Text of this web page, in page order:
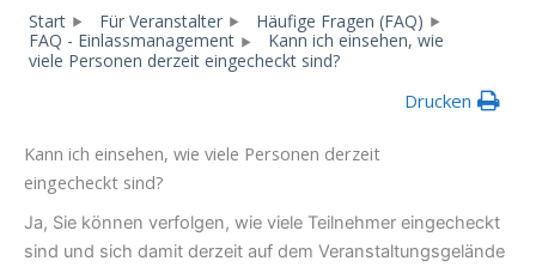
Start Für Veranstalter
Häufige Fragen (FAQ)
FAQ - Einlassmanagement
Kann ich einsehen, wie
viele Personen derzeit eingecheckt sind?
Drucken
Kann ich einsehen, wie viele Personen derzeit
eingecheckt sind?
Ja, Sie können verfolgen, wie viele Teilnehmer eingecheckt
sind und sich damit derzeit auf dem Veranstaltungsgelände